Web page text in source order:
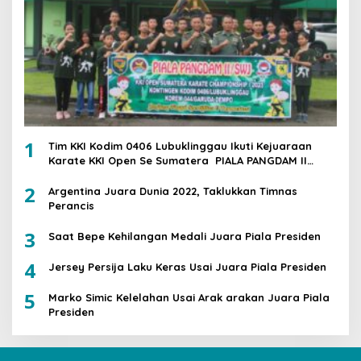
1
Tim KKI Kodim 0406 Lubuklinggau Ikuti Kejuaraan
Karate KKI Open Se Sumatera PIALA PANGDAM II
2
Argentina Juara Dunia 2022, Taklukkan Timnas
Perancis
3 Saat Bepe Kehilangan Medali Juara Piala Presiden
4 Jersey Persija Laku Keras Usai Juara Piala Presiden
5
Marko Simic Kelelahan Usai Arak arakan Juara Piala
Presiden